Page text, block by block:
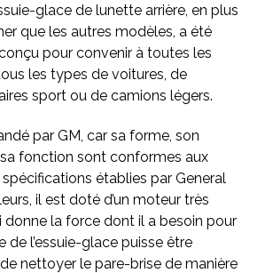
glace de lunette arrière, en plus
que les autres modèles, a été
pour convenir à toutes les
les types de voitures, de
sport ou de camions légers.
par GM, car sa forme, son
fonction sont conformes aux
établies par General
il est doté d’un moteur très
donne la force dont il a besoin pour
de l’essuie-glace puisse être
nettoyer le pare-brise de manière